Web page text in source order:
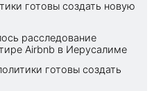
готовы создать новую
расследование
Airbnb в Иерусалиме
готовы создать